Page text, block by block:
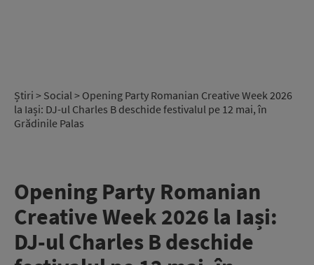
Știri > Social> Opening Party Romanian Creative Week 2026
la Iași: DJ-ul Charles B deschide festivalul pe 12 mai, în
Grădinile Palas
Opening Party Romanian
Creative Week 2026 la Iași:
DJ-ul Charles B deschide